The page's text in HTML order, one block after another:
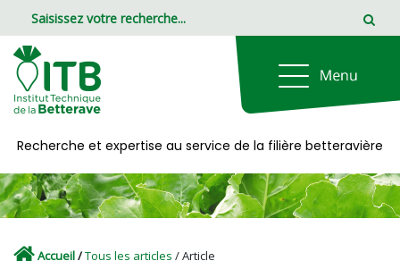
Recherche et expertise au service de la filière betteravière
Accueil/Tous les articles / Article
Panneau de gestion des cookies